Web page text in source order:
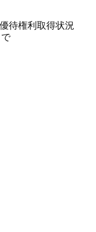
待権利取得状況